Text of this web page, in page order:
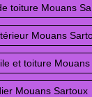
toiture Mouans
Mouans
et toiture
Mouans Sartoux